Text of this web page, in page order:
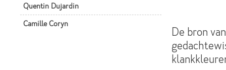
Quentin Dujardin
Camille Coryn
De bron